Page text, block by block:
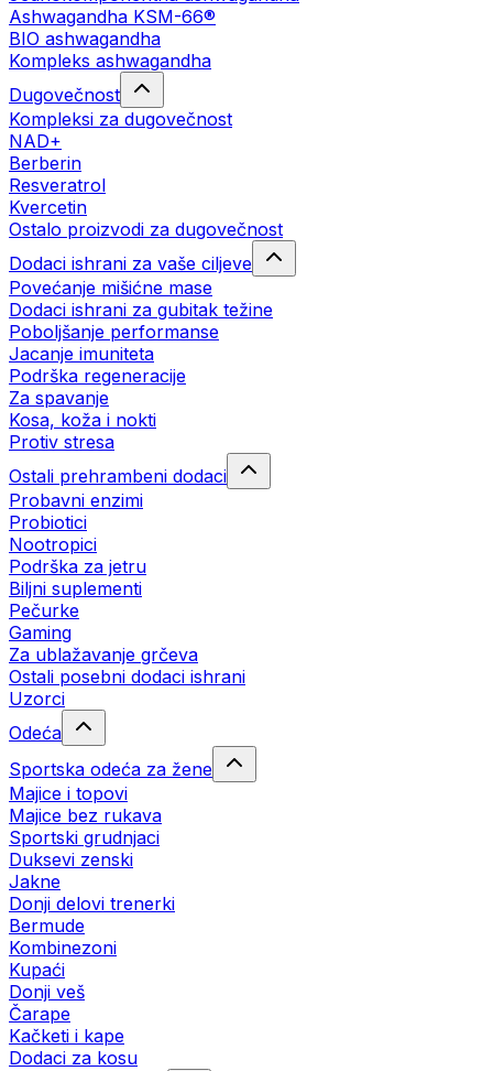
Ashwagandha KSM-66®
BIO ashwagandha
Kompleks ashwagandha
Dugovečnost
Kompleksi za dugovečnost
NAD+
Berberin
Resveratrol
Kvercetin
Ostalo proizvodi za dugovečnost
Dodaci ishrani za vaše ciljeve
Povećanje mišićne mase
Dodaci ishrani za gubitak težine
Poboljšanje performanse
Jacanje imuniteta
Podrška regeneracije
Za spavanje
Kosa, koža i nokti
Protiv stresa
Ostali prehrambeni dodaci
Probavni enzimi
Probiotici
Nootropici
Podrška za jetru
Biljni suplementi
Pečurke
Gaming
Za ublažavanje grčeva
Ostali posebni dodaci ishrani
Uzorci
Odeća
Sportska odeća za žene
Majice i topovi
Majice bez rukava
Sportski grudnjaci
Duksevi zenski
Jakne
Donji delovi trenerki
Bermude
Kombinezoni
Kupaći
Donji veš
Čarape
Kačketi i kape
Dodaci za kosu